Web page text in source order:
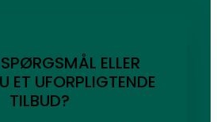
ELLER
ET UFORPLIGTENDE
TILBUD?